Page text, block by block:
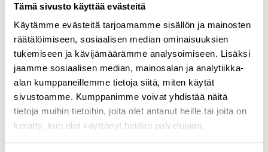
Tämä sivusto käyttää evästeitä
Käytämme evästeitä tarjoamamme sisällön ja mainosten
räätälöimiseen, sosiaalisen median ominaisuuksien
tukemiseen ja kävijämäärämme analysoimiseen. Lisäksi
jaamme sosiaalisen median, mainosalan ja analytiikka-
alan kumppaneillemme tietoja siitä, miten käytät
sivustoamme. Kumppanimme voivat yhdistää näitä
tietoja muihin tietoihin, joita olet antanut heille tai joita on
kerätty, kun olet käyttänyt heidän palvelujaan.
Maksuttomat infot järjestääUusyrityskeskus Enter
Satakuntayhteistyössä Prizztech Oy:n, Satakunnan Yrittäjien,
Satakunnan TE-toimiston sekä satakuntalaisten kuntien ja
kaupunkien kanssa. Infot ovat maksuttomia - Tervetuloa
mukaan!
* * * * *
Voit osallistua myösUusyrityskeskusten valtakunnallisiin,
maksuttomiin verkkoinfoihin